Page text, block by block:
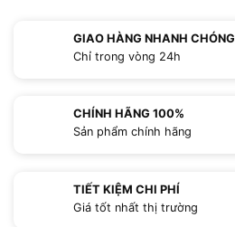
GIAO HÀNG NHANH CHÓNG
Chỉ trong vòng 24h
CHÍNH HÃNG 100%
Sản phẩm chính hãng
TIẾT KIỆM CHI PHÍ
Giá tốt nhất thị trường